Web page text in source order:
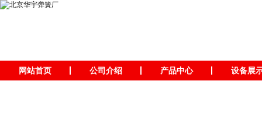
网站首页 公司介绍 产品中心 设备展